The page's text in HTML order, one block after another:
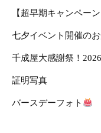
【超早期キャンペー
七夕イベント開催の
千成屋大感謝祭！
証明写真
バースデーフォト